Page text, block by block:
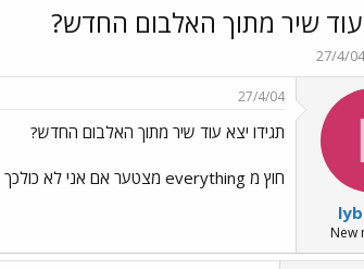
עוד שיר מתוך האלבום החדש?
27/4/04
New
27/4/04
תגידו יצא עוד שיר מתוך האלבום החדש?
חוץ מ everything מצטער אם אני לא כולכך מעודכן כמו כולם פה...